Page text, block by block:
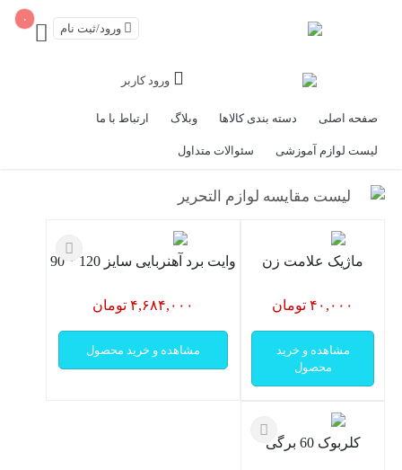
۰
ورود/ثبت نام
ورود کاربر
صفحه اصلی دسته بندی کالاها وبلاگ ارتباط با ما
لیست لوازم آموزشی سئوالات متداول
لیست مقایسه لوازم التحریر
ماژیک علامت زن
۴۰,۰۰۰ تومان
مشاهده و خرید
محصول
وایت برد آهنربایی سایز 120 * 90
۴,۶۸۴,۰۰۰ تومان
مشاهده و خرید محصول
کلربوک 60 برگی